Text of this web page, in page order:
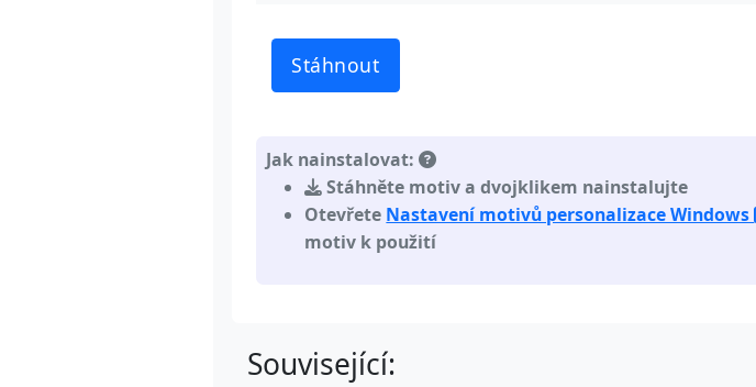
Stáhnout
Jak nainstalovat:
Stáhněte motiv a dvojklikem nainstalujte
Otevřete Nastavení motivů personalizace Windows
motiv k použití
Související: